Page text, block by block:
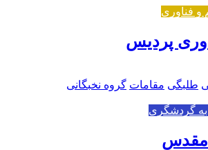
و فناوری
پردیس
طلبگی مقامات گروه نخبگانی
گردشگری
مقدس